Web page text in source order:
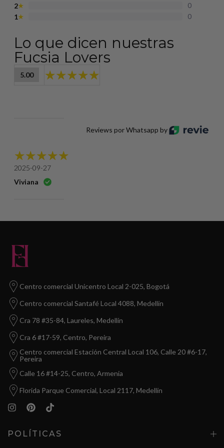
2★ 0
1★ 0
Lo que dicen nuestras
Fucsia Lovers
5.00
Reviews por Whatsapp by
2025-09-27
Viviana
Centro comercial Unicentro Local 2-025, Bogotá
Centro comercial Santafé Local 4088, Medellín
Cra 78 #35-84, Laureles, Medellín
Cra 6 #17-59, Centro, Pereira
Centro comercial Estación Central Local 106, Calle 20 #6-17,
Pereira
Calle 16 #14-25, Centro, Armenia
Florida Parque Comercial, Local 2117, Medellín
POLÍTICAS